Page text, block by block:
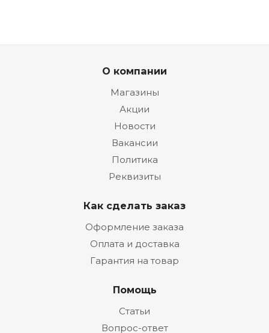
О компании
Магазины
Акции
Новости
Вакансии
Политика
Реквизиты
Как сделать заказ
Оформление заказа
Оплата и доставка
Гарантия на товар
Помощь
Статьи
Вопрос-ответ